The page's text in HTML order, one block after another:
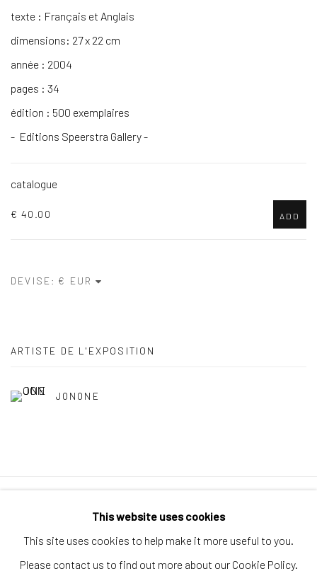
texte : Français et Anglais
dimensions: 27 x 22 cm
année : 2004
pages : 34
édition : 500 exemplaires
- Editions Speerstra Gallery -
catalogue
€ 40.00 ADD
DEVISE:
ARTISTE DE L'EXPOSITION
JONONE
Politique de confidentialité Politique d'accessibilité
This website uses cookies
This site uses cookies to help make it more useful to you.
Please contact us to find out more about our Cookie Policy.